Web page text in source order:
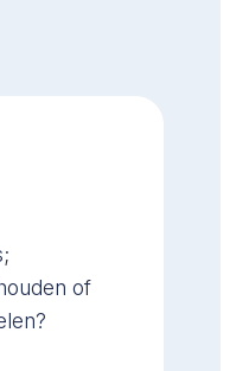
of